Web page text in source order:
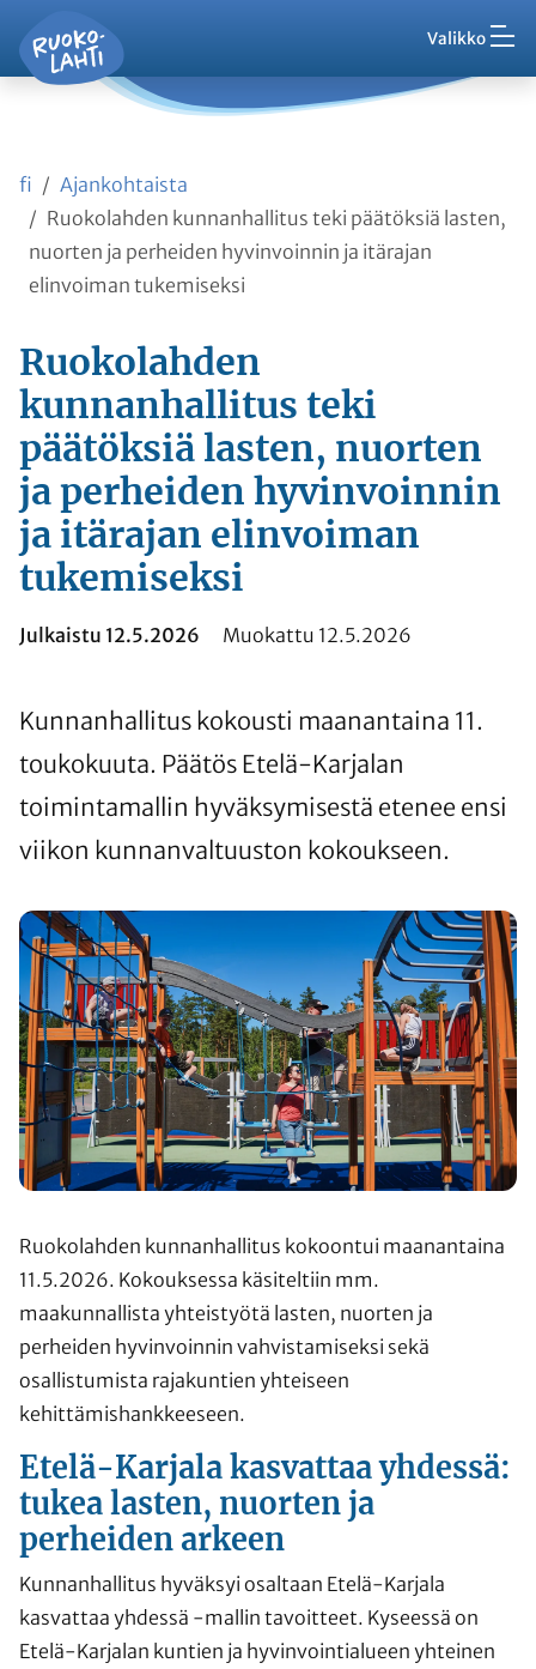
Siirry pääsisältöön Valikko
Ruokolahti - etusivu
Palaute
Asuminen ja ympäristö
Kasvatus ja koulutus
Harrasta ja viihdy
Kunta ja hallinto
Työ ja yrittäminen
Asioi kanssamme
fi
Ajankohtaista
Ruokolahden kunnanhallitus teki päätöksiä lasten,
nuorten ja perheiden hyvinvoinnin ja itärajan
elinvoiman tukemiseksi
Ruokolahden
kunnanhallitus teki
päätöksiä lasten, nuorten
ja perheiden hyvinvoinnin
ja itärajan elinvoiman
tukemiseksi
Julkaistu 12.5.2026 Muokattu 12.5.2026
Kunnanhallitus kokousti maanantaina 11.
toukokuuta. Päätös Etelä-Karjalan
toimintamallin hyväksymisestä etenee ensi
viikon kunnanvaltuuston kokoukseen.
Ruokolahden kunnanhallitus kokoontui maanantaina
11.5.2026. Kokouksessa käsiteltiin mm.
maakunnallista yhteistyötä lasten, nuorten ja
perheiden hyvinvoinnin vahvistamiseksi sekä
osallistumista rajakuntien yhteiseen
kehittämishankkeeseen.
Etelä-Karjala kasvattaa yhdessä:
tukea lasten, nuorten ja
perheiden arkeen
Kunnanhallitus hyväksyi osaltaan Etelä-Karjala
kasvattaa yhdessä -mallin tavoitteet. Kyseessä on
Etelä-Karjalan kuntien ja hyvinvointialueen yhteinen